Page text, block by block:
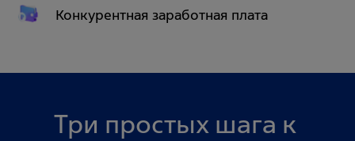
Конкурентная заработная плата
Три простых шага к